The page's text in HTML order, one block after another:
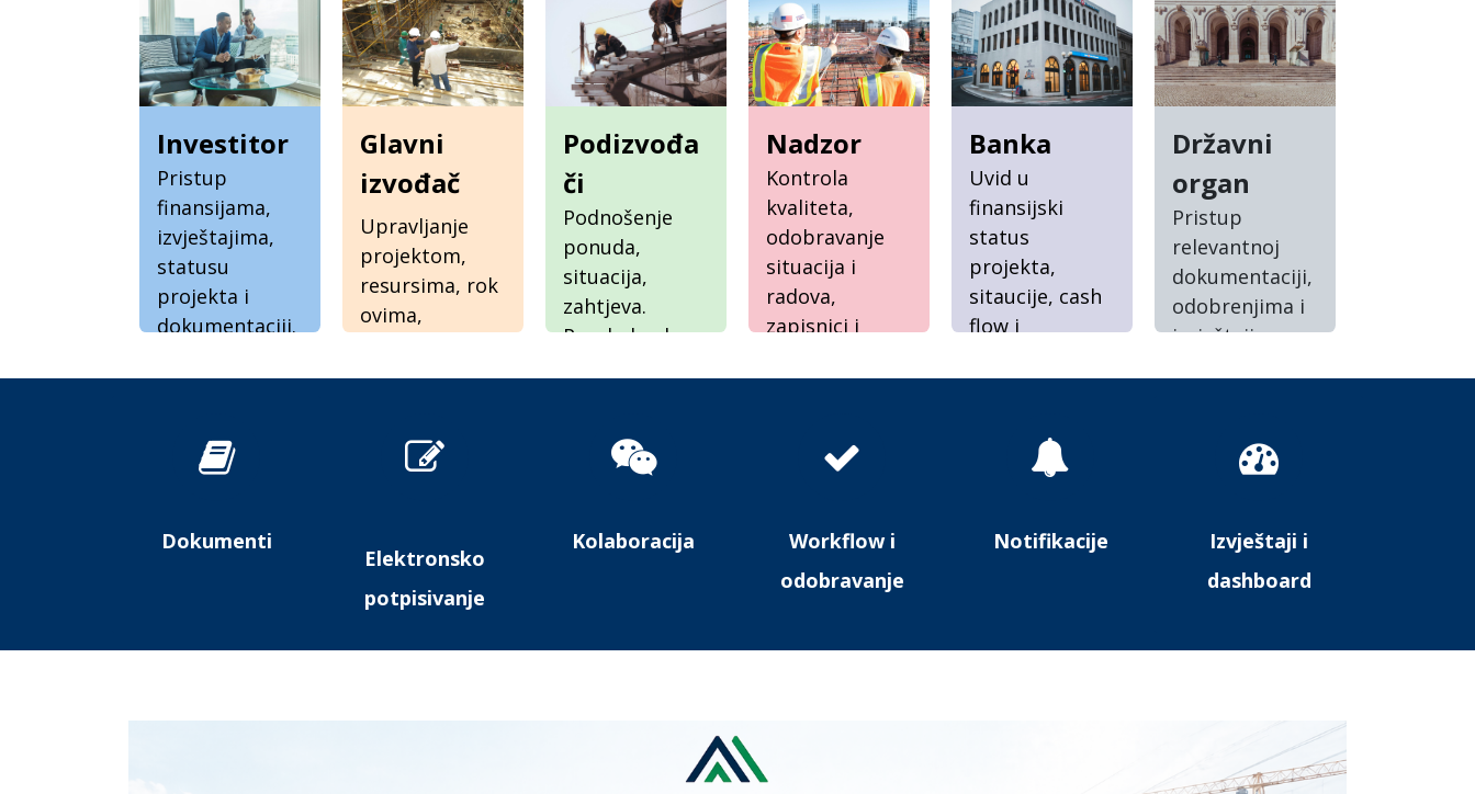
Investitor
Pristup
finansijama,
izvještajima,
statusu
projekta i
dokumentaciji.
Glavni
izvođač
Upravljanje
projektom,
resursima, rok
ovima,
i finansijama.
Podizvođa
či
Podnošenje
ponuda,
situacija,
zahtjeva.
Pregled naloga
Nadzor
Kontrola
kvaliteta,
odobravanje
situacija i
radova,
zapisnici i
nadzoru.
Banka
Uvid u
finansijski
status
projekta,
sitaucije, cash
flow i
sredstava
Državni
organ
Pristup
relevantnoj
dokumentaciji,
odobrenjima i
izvještajima
Dokumenti
Elektronsko
potpisivanje
Kolaboracija
Workflow i
odobravanje
Notifikacije
Izvještaji i
dashboard